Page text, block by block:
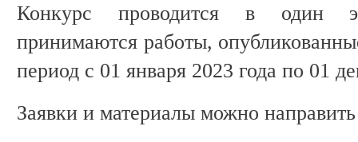
Конкурс проводится в один
принимаются работы,
период с 01 января 2023 года по 01
Заявки и материалы можно